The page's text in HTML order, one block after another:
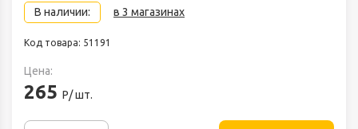
В наличии: в 3 магазинах
Код товара: 51191
Цена:
265 Р/ шт.